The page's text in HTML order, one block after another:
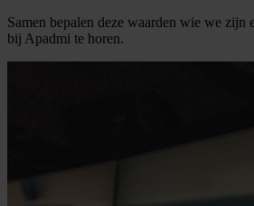
Samen bepalen deze waarden wie we zijn
bij Apadmi te horen.